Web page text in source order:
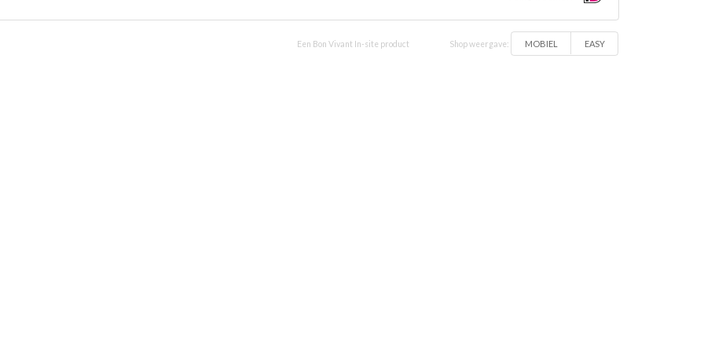
Een Bon Vivant In-site product Shop weergave: MOBIEL EASY